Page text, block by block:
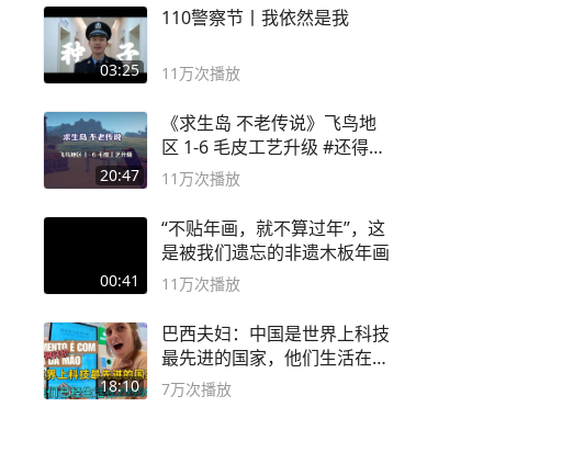
03:25
110警察节丨我依然是我
11万次播放
20:47
《求生岛 不老传说》飞鸟地
区 1-6 毛皮工艺升级 #还得是
主机大作
11万次播放
00:41
“不贴年画，就不算过年”，这
是被我们遗忘的非遗木板年画
11万次播放
18:10
巴西夫妇：中国是世界上科技
最先进的国家，他们生活在
2999年
7万次播放